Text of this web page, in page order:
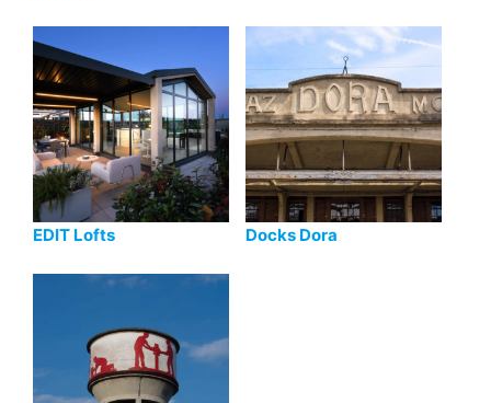
EDIT Lofts Docks Dora